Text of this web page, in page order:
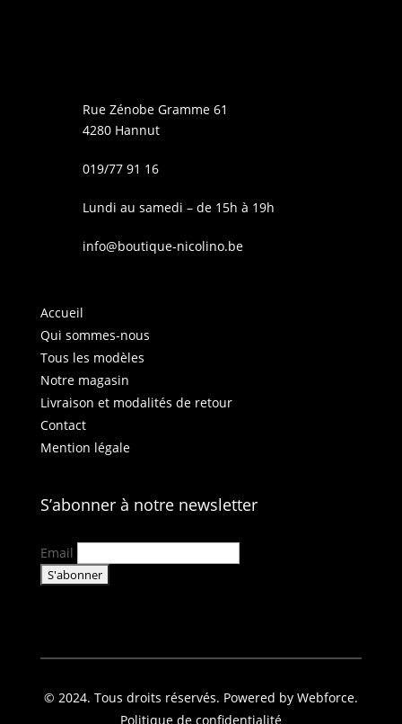
Rue Zénobe Gramme 61
4280 Hannut
019/77 91 16
Lundi au samedi – de 15h à 19h
info@boutique-nicolino.be
Accueil
Qui sommes-nous
Tous les modèles
Notre magasin
Livraison et modalités de retour
Contact
Mention légale
S’abonner à notre newsletter
Email
© 2024. Tous droits réservés. Powered by Webforce.
Politique de confidentialité